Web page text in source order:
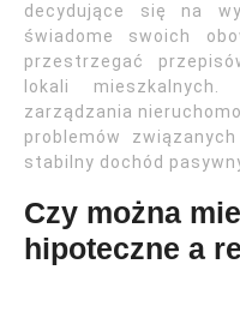
decydujące się na
świadome swoich
przestrzegać
lokali
zarządzania
problemów
stabilny dochód
Czy można
hipoteczne a